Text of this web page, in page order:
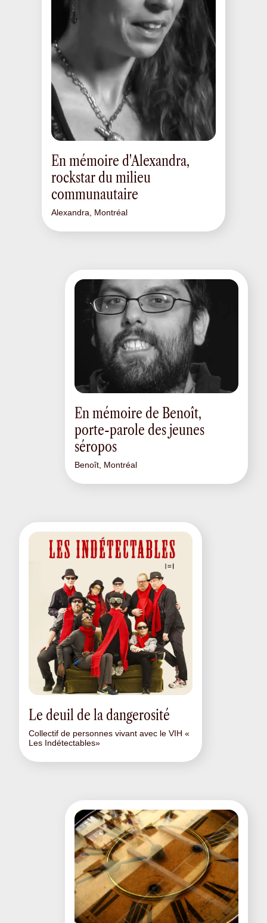
En mémoire d'Alexandra,
rockstar du milieu
communautaire
Alexandra, Montréal
En mémoire de Benoît,
porte-parole des jeunes
séropos
Benoît, Montréal
Le deuil de la dangerosité
Collectif de personnes vivant avec le VIH «
Les Indétectables»